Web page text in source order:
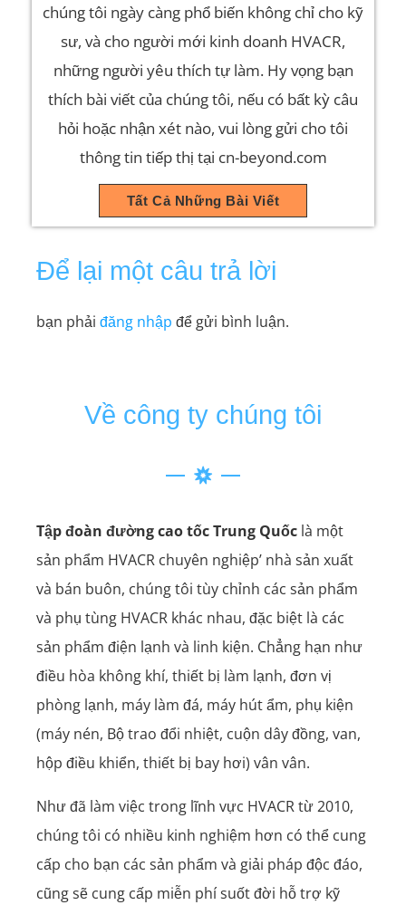
chúng tôi ngày càng phổ biến không chỉ cho kỹ
sư, và cho người mới kinh doanh HVACR,
những người yêu thích tự làm. Hy vọng bạn
thích bài viết của chúng tôi, nếu có bất kỳ câu
hỏi hoặc nhận xét nào, vui lòng gửi cho tôi
thông tin tiếp thị tại cn-beyond.com
Tất Cả Những Bài Viết
Để lại một câu trả lời
bạn phải đăng nhập để gửi bình luận.
Về công ty chúng tôi
Tập đoàn đường cao tốc Trung Quốc là một
sản phẩm HVACR chuyên nghiệp’ nhà sản xuất
và bán buôn, chúng tôi tùy chỉnh các sản phẩm
và phụ tùng HVACR khác nhau, đặc biệt là các
sản phẩm điện lạnh và linh kiện. Chẳng hạn như
điều hòa không khí, thiết bị làm lạnh, đơn vị
phòng lạnh, máy làm đá, máy hút ẩm, phụ kiện
(máy nén, Bộ trao đổi nhiệt, cuộn dây đồng, van,
hộp điều khiển, thiết bị bay hơi) vân vân.
Như đã làm việc trong lĩnh vực HVACR từ 2010,
chúng tôi có nhiều kinh nghiệm hơn có thể cung
cấp cho bạn các sản phẩm và giải pháp độc đáo,
cũng sẽ cung cấp miễn phí suốt đời hỗ trợ kỹ